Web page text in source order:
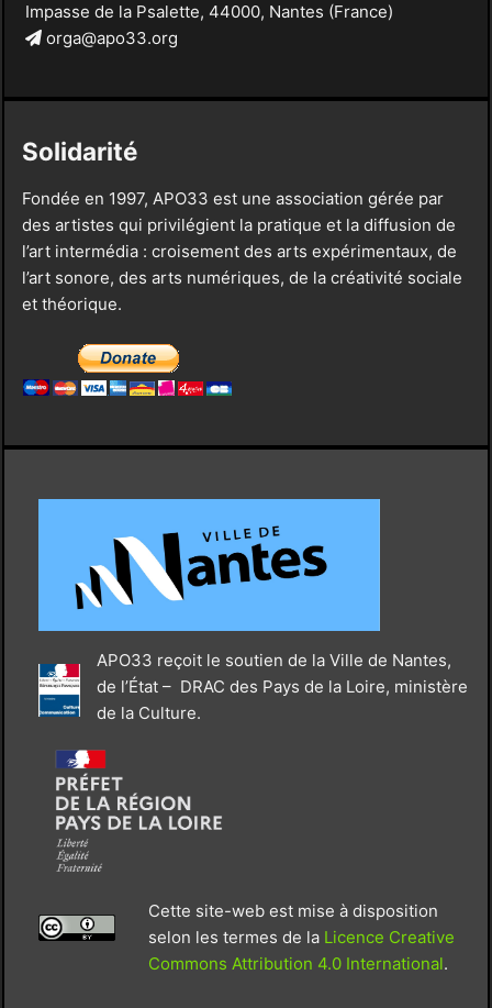
Impasse de la Psalette, 44000, Nantes (France)
orga@apo33.org
Solidarité
Fondée en 1997, APO33 est une association gérée par
des artistes qui privilégient la pratique et la diffusion de
l’art intermédia : croisement des arts expérimentaux, de
l’art sonore, des arts numériques, de la créativité sociale
et théorique.
APO33 reçoit le soutien de la Ville de Nantes,
de l’État – DRAC des Pays de la Loire, ministère
de la Culture.
Cette site-web est mise à disposition
selon les termes de la Licence Creative
Commons Attribution 4.0 International.